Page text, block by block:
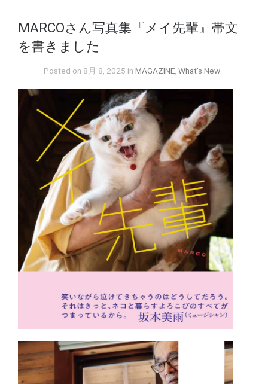
MARCOさん写真集『メイ先輩』帯文
を書きました
Posted on 8月 8, 2025 in MAGAZINE, What's New